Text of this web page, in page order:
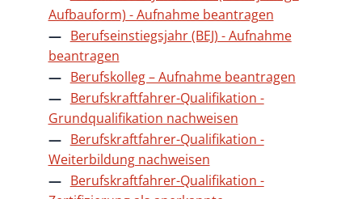
Aufbauform) - Aufnahme beantragen
Berufseinstiegsjahr (BEJ) - Aufnahme
beantragen
Berufskolleg – Aufnahme beantragen
Berufskraftfahrer-Qualifikation -
Grundqualifikation nachweisen
Berufskraftfahrer-Qualifikation -
Weiterbildung nachweisen
Berufskraftfahrer-Qualifikation -